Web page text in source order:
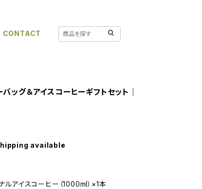
CONTACT
ッグ＆アイスコーヒーギフトセット｜
available
アイスコーヒー（1000ml）×1本